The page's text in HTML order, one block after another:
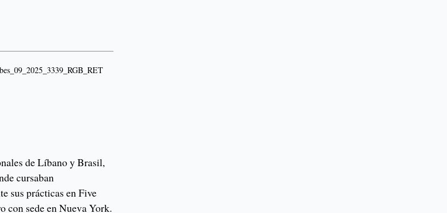
de Líbano y Brasil,
cursaban
sus prácticas en Five
con sede en Nueva York.